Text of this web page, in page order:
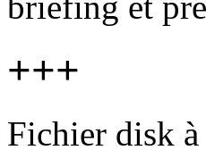
+++
Fichier disk à